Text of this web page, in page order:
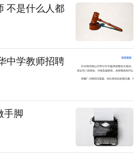
不是什么人都
中学教师招聘
手脚